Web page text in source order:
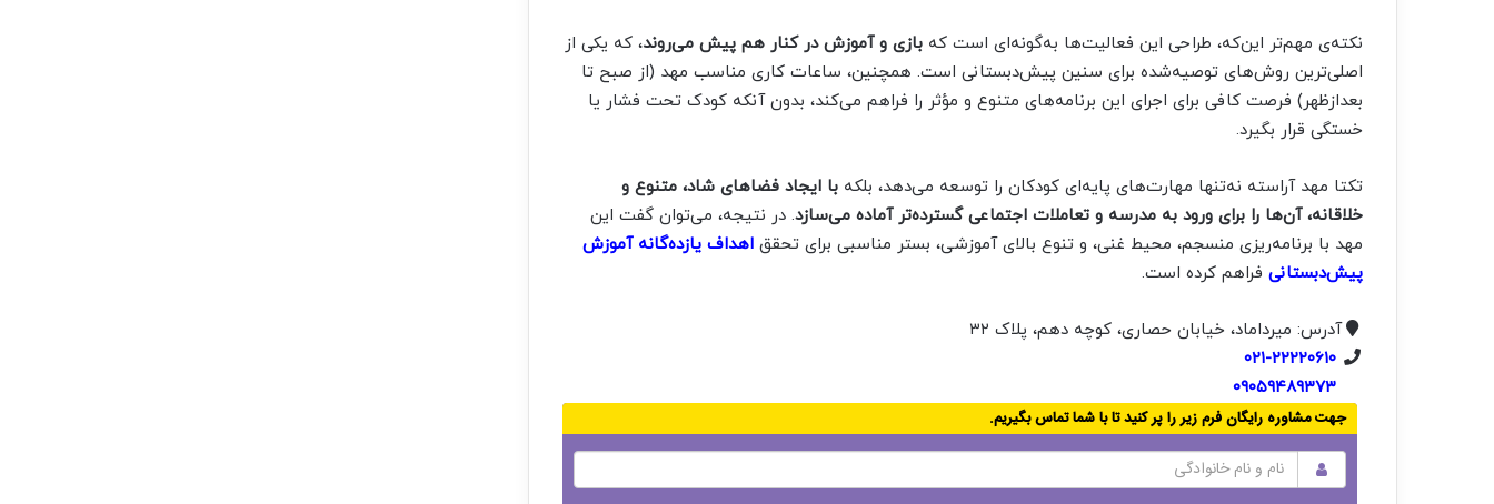
نکته‌ی مهم‌تر این‌که، طراحی این فعالیت‌ها به‌گونه‌ای است که بازی و آموزش در کنار هم پیش می‌روند، که یکی از
اصلی‌ترین روش‌های توصیه‌شده برای سنین پیش‌دبستانی است. همچنین، ساعات کاری مناسب مهد (از صبح تا
بعدازظهر) فرصت کافی برای اجرای این برنامه‌های متنوع و مؤثر را فراهم می‌کند، بدون آنکه کودک تحت فشار یا
خستگی قرار بگیرد.
تکتا مهد آراسته نه‌تنها مهارت‌های پایه‌ای کودکان را توسعه می‌دهد، بلکه با ایجاد فضاهای شاد، متنوع و
خلاقانه، آن‌ها را برای ورود به مدرسه و تعاملات اجتماعی گسترده‌تر آماده می‌سازد. در نتیجه، می‌توان گفت این
مهد با برنامه‌ریزی منسجم، محیط غنی، و تنوع بالای آموزشی، بستر مناسبی برای تحقق اهداف یازده‌گانه آموزش
پیش‌دبستانی فراهم کرده است.
آدرس: میرداماد، خیابان حصاری، کوچه دهم، پلاک ۳۲
۰۲۱-۲۲۲۲۰۶۱۰
۰۹۰۵۹۴۸۹۳۷۳